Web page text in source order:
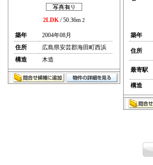
2LDK/ 50.36m 2
築年
2004年08月
住所
広島県安芸郡海田町西浜
構造
木造
築年
住所
最寄駅
構造